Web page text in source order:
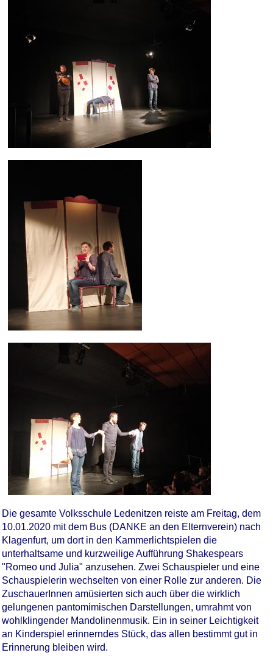
Die gesamte Volksschule Ledenitzen reiste am Freitag, dem
10.01.2020 mit dem Bus (DANKE an den Elternverein) nach
Klagenfurt, um dort in den Kammerlichtspielen die
unterhaltsame und kurzweilige Aufführung Shakespears
"Romeo und Julia" anzusehen. Zwei Schauspieler und eine
Schauspielerin wechselten von einer Rolle zur anderen. Die
ZuschauerInnen amüsierten sich auch über die wirklich
gelungenen pantomimischen Darstellungen, umrahmt von
wohlklingender Mandolinenmusik. Ein in seiner Leichtigkeit
an Kinderspiel erinnerndes Stück, das allen bestimmt gut in
Erinnerung bleiben wird.